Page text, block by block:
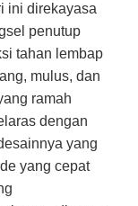
ini direkayasa
penutup
tahan lembap
mulus, dan
ramah
dengan
yang
yang cepat